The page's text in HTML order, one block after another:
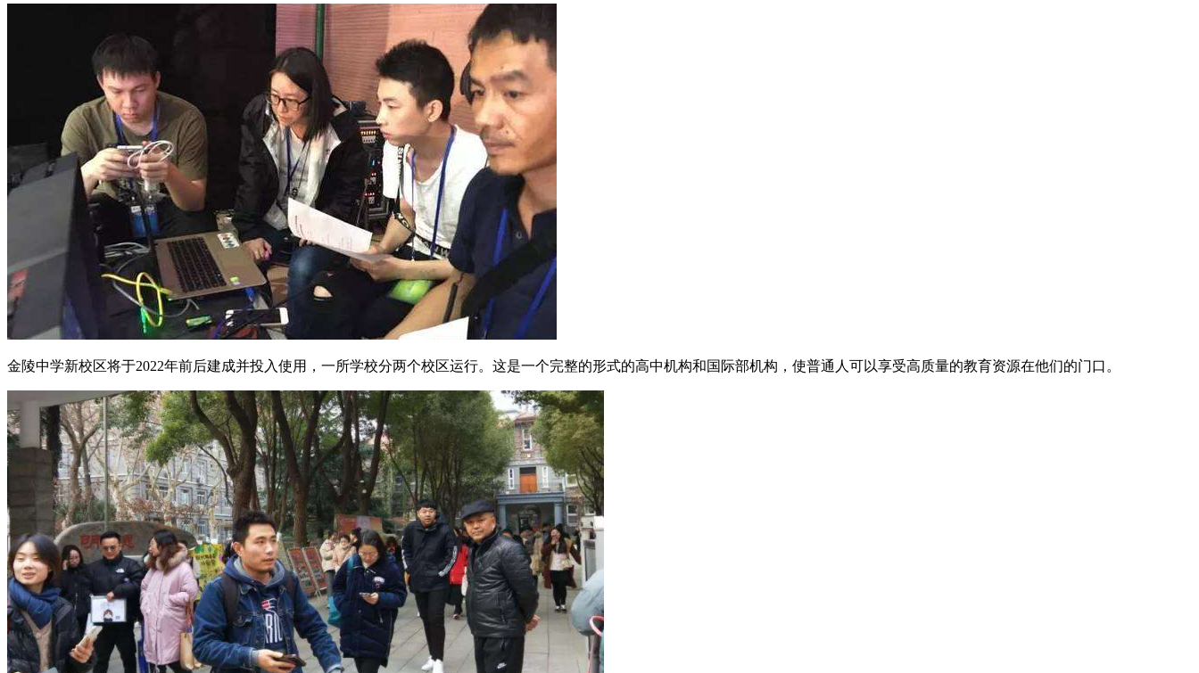
金陵中学新校区将于2022年前后建成并投入使用，一所学校分两个校区运行。这是一个完整的形式的高中机构和国际部机构，使普通人可以享受高质量的教育资源在他们的门口。